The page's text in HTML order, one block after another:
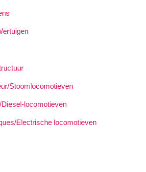
Stoomlocomotieven
locomotieven
Electrische locomotieven